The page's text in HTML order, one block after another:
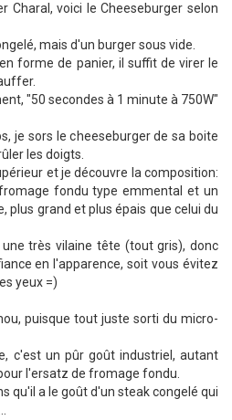
Charal, voici le Cheeseburger selon
mais d'un burger sous vide.
forme de panier, il suffit de virer le
"50 secondes à 1 minute à 750W"
je sors le cheeseburger de sa boite
les doigts.
et je découvre la composition:
fondu type emmental et un
plus grand et plus épais que celui du
très vilaine tête (tout gris), donc
en l'apparence, soit vous évitez
yeux =)
puisque tout juste sorti du micro-
c'est un pûr goût industriel, autant
l'ersatz de fromage fondu.
qu'il a le goût d'un steak congelé qui